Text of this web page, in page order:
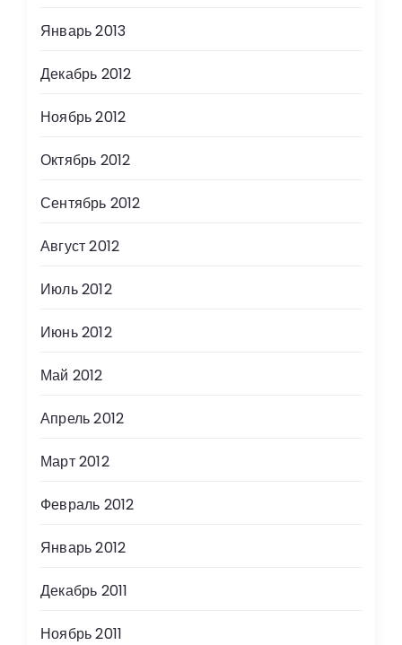
Январь 2013
Декабрь 2012
Ноябрь 2012
Октябрь 2012
Сентябрь 2012
Август 2012
Июль 2012
Июнь 2012
Май 2012
Апрель 2012
Март 2012
Февраль 2012
Январь 2012
Декабрь 2011
Ноябрь 2011